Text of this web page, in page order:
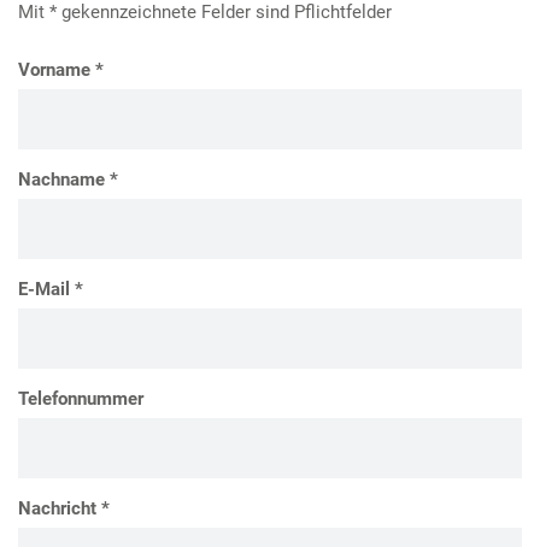
Mit * gekennzeichnete Felder sind Pflichtfelder
Vorname *
Nachname *
E-Mail *
Telefonnummer
Nachricht *